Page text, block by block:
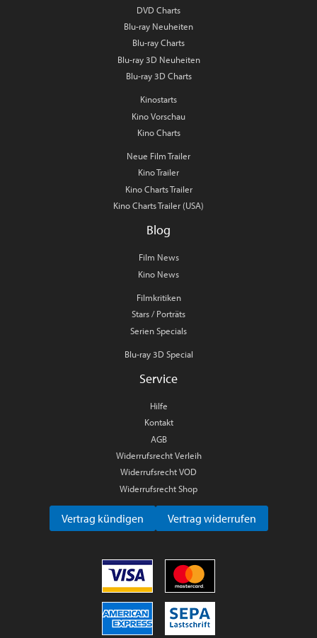
DVD Charts
Blu-ray Neuheiten
Blu-ray Charts
Blu-ray 3D Neuheiten
Blu-ray 3D Charts
Kinostarts
Kino Vorschau
Kino Charts
Neue Film Trailer
Kino Trailer
Kino Charts Trailer
Kino Charts Trailer (USA)
Blog
Film News
Kino News
Filmkritiken
Stars / Porträts
Serien Specials
Blu-ray 3D Special
Service
Hilfe
Kontakt
AGB
Widerrufsrecht Verleih
Widerrufsrecht VOD
Widerrufsrecht Shop
Vertrag kündigen Vertrag widerrufen